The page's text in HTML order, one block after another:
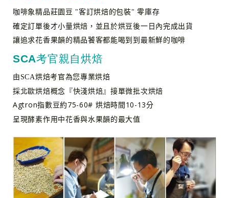
咖啡象精品莊園豆 "客訂烘焙的包裝" 零庫存
確定訂單後才小量烘焙，並且於烘豆後一日內完成出貨
讓追求花香果韻的精品饕客都能喝到到最新鮮的咖啡
SCA考官親自烘焙
由SCA烘焙考官為您專業烘焙
採北歐烘焙概念『快淺烘焙』接單微批次烘焙
Agtron指數豆約75-60# 烘焙時間10-13分
呈現酵素作用中花香與水果韻的最大值